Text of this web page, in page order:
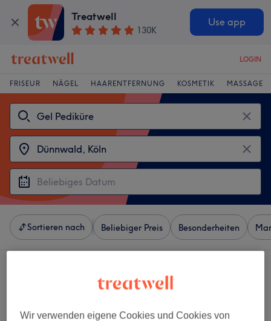
Treatwell
130K
Use app
LOGIN
FRISEUR NÄGEL HAARENTFERNUNG KOSMETIK MASSAGE
Sortieren nach Beliebiger Preis Besonderheiten
Wir verwenden eigene Cookies und Cookies von